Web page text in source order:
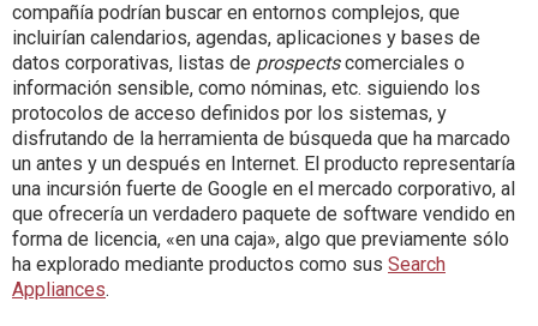
compañía podrían buscar en entornos complejos, que
incluirían calendarios, agendas, aplicaciones y bases de
datos corporativas, listas de prospectscomerciales o
información sensible, como nóminas, etc. siguiendo los
protocolos de acceso definidos por los sistemas, y
disfrutando de la herramienta de búsqueda que ha marcado
un antes y un después en Internet. El producto representaría
una incursión fuerte de Google en el mercado corporativo, al
que ofrecería un verdadero paquete de software vendido en
forma de licencia, «en una caja», algo que previamente sólo
ha explorado mediante productos como sus Search
Appliances.